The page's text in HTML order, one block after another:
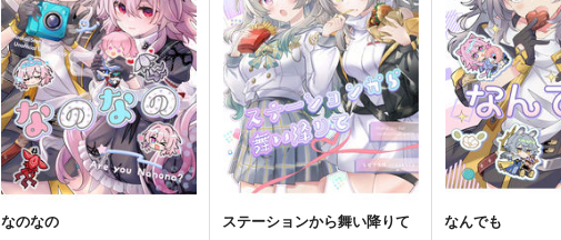
なのなの
ステーションから舞い降りて
なんでも